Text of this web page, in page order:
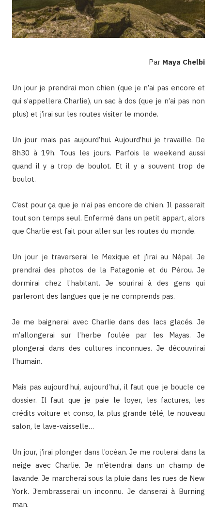
Par Maya Chelbi
Un jour je prendrai mon chien (que je n’ai pas encore et
qui s’appellera Charlie), un sac à dos (que je n’ai pas non
plus) et j’irai sur les routes visiter le monde.
Un jour mais pas aujourd’hui. Aujourd’hui je travaille. De
8h30 à 19h. Tous les jours. Parfois le weekend aussi
quand il y a trop de boulot. Et il y a souvent trop de
boulot.
C’est pour ça que je n’ai pas encore de chien. Il passerait
tout son temps seul. Enfermé dans un petit appart, alors
que Charlie est fait pour aller sur les routes du monde.
Un jour je traverserai le Mexique et j’irai au Népal. Je
prendrai des photos de la Patagonie et du Pérou. Je
dormirai chez l’habitant. Je sourirai à des gens qui
parleront des langues que je ne comprends pas.
Je me baignerai avec Charlie dans des lacs glacés. Je
m’allongerai sur l’herbe foulée par les Mayas. Je
plongerai dans des cultures inconnues. Je découvrirai
l’humain.
Mais pas aujourd’hui, aujourd’hui, il faut que je boucle ce
dossier. Il faut que je paie le loyer, les factures, les
crédits voiture et conso, la plus grande télé, le nouveau
salon, le lave-vaisselle…
Un jour, j’irai plonger dans l’océan. Je me roulerai dans la
neige avec Charlie. Je m’étendrai dans un champ de
lavande. Je marcherai sous la pluie dans les rues de New
York. J’embrasserai un inconnu. Je danserai à Burning
man.